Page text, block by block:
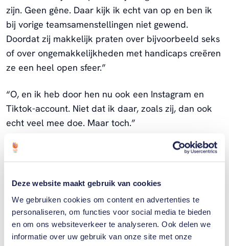
Deze website maakt gebruik van cookies
We gebruiken cookies om content en advertenties te
personaliseren, om functies voor social media te bieden
en om ons websiteverkeer te analyseren. Ook delen we
informatie over uw gebruik van onze site met onze
zijn. Geen gêne. Daar kijk ik echt van op en ben ik
bij vorige teamsamenstellingen niet gewend.
Doordat zij makkelijk praten over bijvoorbeeld seks
of over ongemakkelijkheden met handicaps creëren
ze een heel open sfeer.”
“O, en ik heb door hen nu ook een Instagram en
Tiktok-account. Niet dat ik daar, zoals zij, dan ook
echt veel mee doe. Maar toch.”
Ik leer veel van die jonge meiden.
Ze zijn zo open. Er lijken geen
taboes te zijn. Geen gêne.
rolstoelbasketballer Cher Korver